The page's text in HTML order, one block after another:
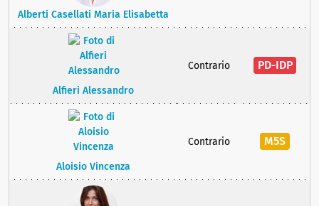
Alberti Casellati Maria Elisabetta
Alfieri Alessandro
Contrario PD-IDP
Aloisio Vincenza
Contrario M5S